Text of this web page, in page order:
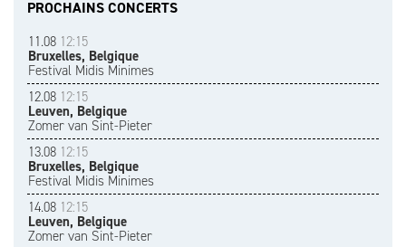
PROCHAINS CONCERTS
11.08 12:15
Bruxelles, Belgique
Festival Midis Minimes
12.08 12:15
Leuven, Belgique
Zomer van Sint-Pieter
13.08 12:15
Bruxelles, Belgique
Festival Midis Minimes
14.08 12:15
Leuven, Belgique
Zomer van Sint-Pieter